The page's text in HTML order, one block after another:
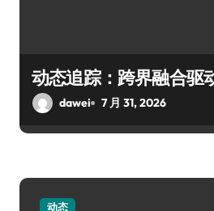
动态追踪：跨界融合驱
dawei 7 月 31, 2026
动态